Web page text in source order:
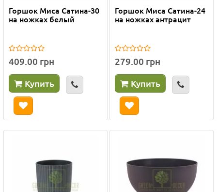
Горшок Миса Сатина-30
на ножках белый
409.00 грн
Купить
Горшок Миса Сатина-24
на ножках антрацит
279.00 грн
Купить